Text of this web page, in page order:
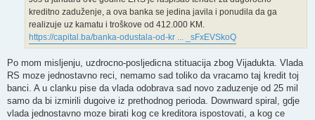
kreditno zaduženje, a ova banka se jedina javila i ponudila da ga
realizuje uz kamatu i troškove od 412.000 KM.
https://capital.ba/banka-odustala-od-kr ... _sFxEVSkoQ
Po mom misljenju, uzdrocno-posljedicna stituacija zbog Vijadukta. Vlada
RS moze jednostavno reci, nemamo sad toliko da vracamo taj kredit toj
banci. A u clanku pise da vlada odobrava sad novo zaduzenje od 25 mil
samo da bi izmirili dugoive iz prethodnog perioda. Downward spiral, gdje
vlada jednostavno moze birati kog ce kreditora ispostovati, a kog ce